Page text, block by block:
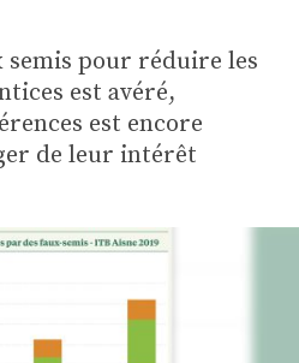
semis pour réduire les
est avéré,
est encore
de leur intérêt